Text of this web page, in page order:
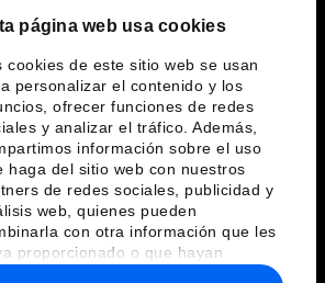
página web usa cookies
cookies de este sitio web se usan
personalizar el contenido y los
ofrecer funciones de redes
y analizar el tráfico. Además,
información sobre el uso
haga del sitio web con nuestros
de redes sociales, publicidad y
web, quienes pueden
con otra información que les
proporcionado o que hayan
a partir del uso que haya
el Foro
idiomas